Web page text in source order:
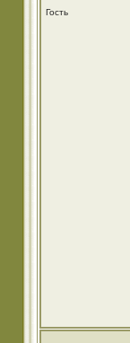
Гость